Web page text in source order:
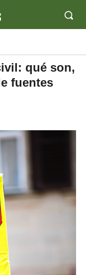
qué son,
fuentes